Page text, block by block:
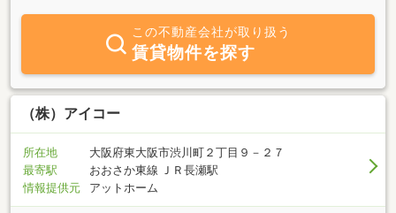
この不動産会社が取り扱う
賃貸物件を探す
（株）アイコー
所在地
大阪府東大阪市渋川町２丁目９－２７
最寄駅
おおさか東線 ＪＲ長瀬駅
情報提供元
アットホーム